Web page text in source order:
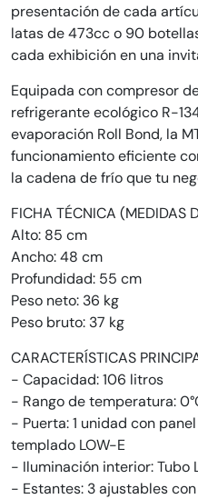
presentación de cada
latas de 473cc o 90
cada exhibición en una
Equipada con compresor
refrigerante ecológico R-
evaporación Roll Bond, la
funcionamiento eficiente
la cadena de frío que tu
FICHA TÉCNICA (MEDIDAS
Alto: 85 cm
Ancho: 48 cm
Profundidad: 55 cm
Peso neto: 36 kg
Peso bruto: 37 kg
CARACTERÍSTICAS
- Capacidad: 106 litros
- Rango de temperatura:
- Puerta: 1 unidad con
templado LOW-E
- Iluminación interior: Tubo
- Estantes: 3 ajustables